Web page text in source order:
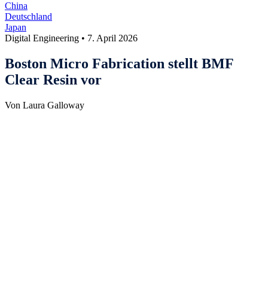
China
Deutschland
Japan
Digital Engineering • 7. April 2026
Boston Micro Fabrication stellt BMF
Clear Resin vor
Von Laura Galloway